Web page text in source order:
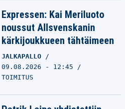
Expressen: Kai Meriluoto
noussut Allsvenskanin
kärkijoukkueen tähtäimeen
JALKAPALLO
09.08.2026 - 12:45
TOIMITUS